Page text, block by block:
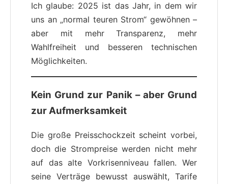
Ich glaube: 2025 ist das Jahr, in dem wir
uns an „normal teuren Strom“ gewöhnen –
aber mit mehr Transparenz, mehr
Wahlfreiheit und besseren technischen
Möglichkeiten.
Kein Grund zur Panik – aber Grund
zur Aufmerksamkeit
Die große Preisschockzeit scheint vorbei,
doch die Strompreise werden nicht mehr
auf das alte Vorkrisenniveau fallen. Wer
seine Verträge bewusst auswählt, Tarife